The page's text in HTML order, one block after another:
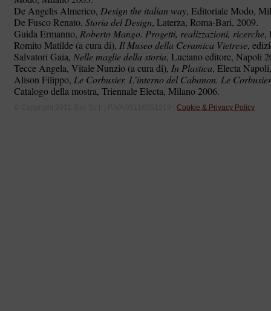
De Angelis Almerico, Design the italian way, Editoriale Modo,
De Fusco Renato, Storia del Design, Laterza, Roma-Bari, 2009.
Guida Ermanno, Roberto Mango. Progetti, realizzazioni, ricerche,
Romito Matilde (a cura di), Il Museo della Ceramica Vietrese,
Salvatori Gaia, Nelle maglie della storia, Luciano editore, Napoli
Tecce Angela, Vitale Nunzio (a cura di), In Plastica, Electa
Alison Filippo, Le Corbusier. L’interno del Cabanon. Le
Catalogo della mostra, Triennale Electa, Milano 2006.
Cookie & Privacy Policy